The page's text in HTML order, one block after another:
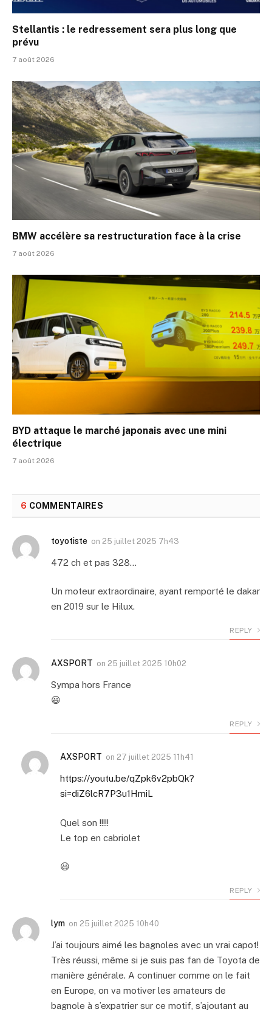
Stellantis : le redressement sera plus long que
prévu
7 août 2026
BMW accélère sa restructuration face à la crise
7 août 2026
BYD attaque le marché japonais avec une mini
électrique
7 août 2026
6 COMMENTAIRES
toyotiste on 25 juillet 2025 7h43
472 ch et pas 328…
Un moteur extraordinaire, ayant remporté le dakar
en 2019 sur le Hilux.
REPLY
AXSPORT on 25 juillet 2025 10h02
Sympa hors France
😃
REPLY
AXSPORT on 27 juillet 2025 11h41
https://youtu.be/qZpk6v2pbQk?
si=diZ6lcR7P3u1HmiL
Quel son !!!!!
Le top en cabriolet
😃
REPLY
lym on 25 juillet 2025 10h40
J’ai toujours aimé les bagnoles avec un vrai capot!
Très réussi, même si je suis pas fan de Toyota de
manière générale. A continuer comme on le fait
en Europe, on va motiver les amateurs de
bagnole à s’expatrier sur ce motif, s’ajoutant au